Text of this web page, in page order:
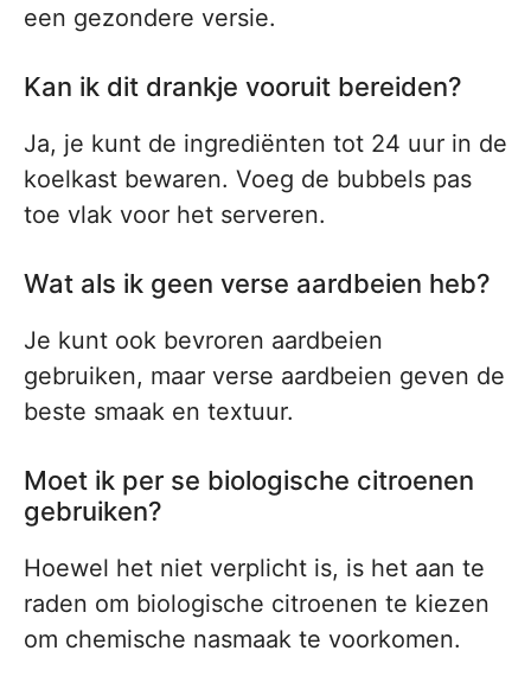
een gezondere versie.
Kan ik dit drankje vooruit bereiden?
Ja, je kunt de ingrediënten tot 24 uur in de
koelkast bewaren. Voeg de bubbels pas
toe vlak voor het serveren.
Wat als ik geen verse aardbeien heb?
Je kunt ook bevroren aardbeien
gebruiken, maar verse aardbeien geven de
beste smaak en textuur.
Moet ik per se biologische citroenen
gebruiken?
Hoewel het niet verplicht is, is het aan te
raden om biologische citroenen te kiezen
om chemische nasmaak te voorkomen.